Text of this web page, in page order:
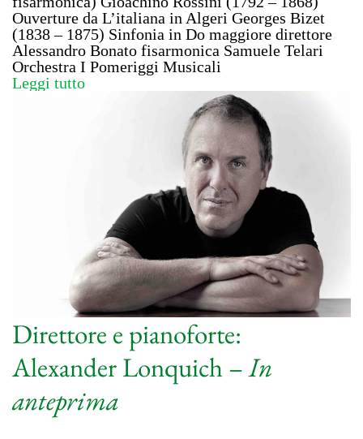
Ouverture da L’italiana in Algeri Georges Bizet
(1838 – 1875) Sinfonia in Do maggiore direttore
Alessandro Bonato fisarmonica Samuele Telari
Orchestra I Pomeriggi Musicali
Leggi tutto
Direttore e pianoforte:
Alexander Lonquich –In
anteprima